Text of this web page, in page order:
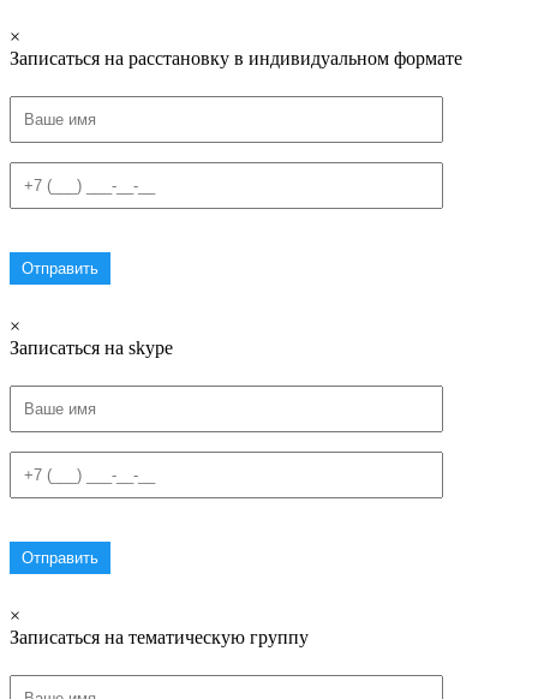
×
Записаться на расстановку в индивидуальном формате
×
Записаться на skype
×
Записаться на тематическую группу